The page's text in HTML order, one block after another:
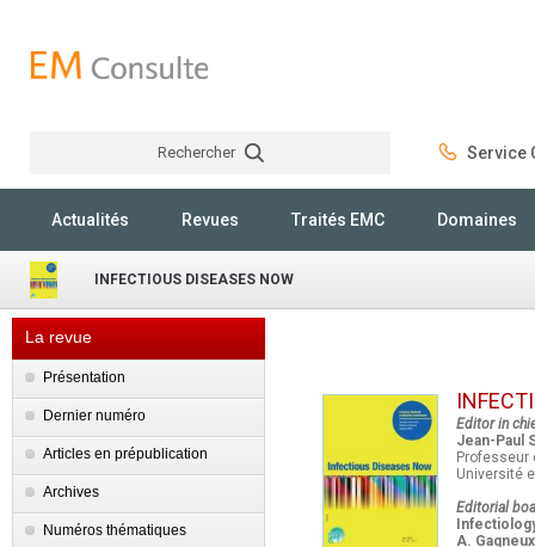
Rechercher Service
Actualités Revues Traités EMC Domaines
INFECTIOUS DISEASES NOW
La revue
Présentation
Dernier numéro
Articles en prépublication
Archives
Numéros thématiques
Editor in
Jean-Paul
Université
Editorial
A.